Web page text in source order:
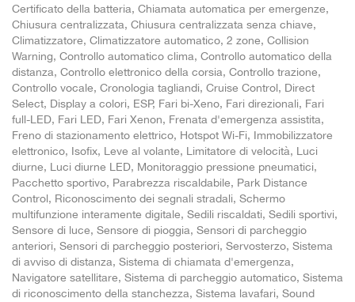
Certificato della batteria, Chiamata automatica per emergenze,
Chiusura centralizzata, Chiusura centralizzata senza chiave,
Climatizzatore, Climatizzatore automatico, 2 zone, Collision
Warning, Controllo automatico clima, Controllo automatico della
distanza, Controllo elettronico della corsia, Controllo trazione,
Controllo vocale, Cronologia tagliandi, Cruise Control, Direct
Select, Display a colori, ESP, Fari bi-Xeno, Fari direzionali, Fari
full-LED, Fari LED, Fari Xenon, Frenata d'emergenza assistita,
Freno di stazionamento elettrico, Hotspot Wi-Fi, Immobilizzatore
elettronico, Isofix, Leve al volante, Limitatore di velocità, Luci
diurne, Luci diurne LED, Monitoraggio pressione pneumatici,
Pacchetto sportivo, Parabrezza riscaldabile, Park Distance
Control, Riconoscimento dei segnali stradali, Schermo
multifunzione interamente digitale, Sedili riscaldati, Sedili sportivi,
Sensore di luce, Sensore di pioggia, Sensori di parcheggio
anteriori, Sensori di parcheggio posteriori, Servosterzo, Sistema
di avviso di distanza, Sistema di chiamata d'emergenza,
Navigatore satellitare, Sistema di parcheggio automatico, Sistema
di riconoscimento della stanchezza, Sistema lavafari, Sound